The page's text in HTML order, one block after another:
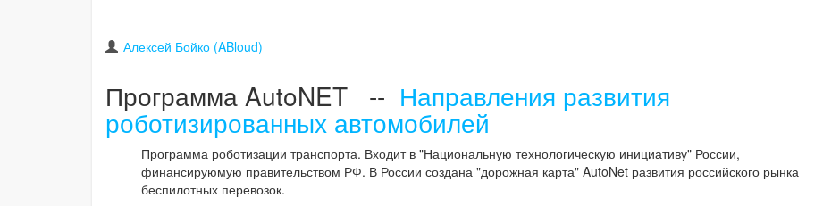
Алексей Бойко (ABloud)
Программа AutoNET -- Направления развития
роботизированных автомобилей
Программа роботизации транспорта. Входит в "Национальную технологическую инициативу" России,
финансируюмую правительством РФ. В России создана "дорожная карта" AutoNet развития российского рынка
беспилотных перевозок.